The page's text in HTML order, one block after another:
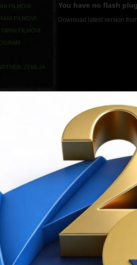
FILMOVI
FILMOVI
FILMOVI
ZEMLJA
za Dunavsku
DETALJNIJE
za
Vukovar film
DETALJNIJE
You have no flash
Download latest version from
FILM INFO
Njemačka
Erik Schmitt
Glumci
SINOPSIS
Što je počelo kao san iz
svjetske razmjere. Samo se
su je čak i završili, ali nitko
Upoznajte Louisa Palmera
započinje u ljeto
princezu, glumačke
mnogobrojne obične ljude
dostatna, i, najvažnije,